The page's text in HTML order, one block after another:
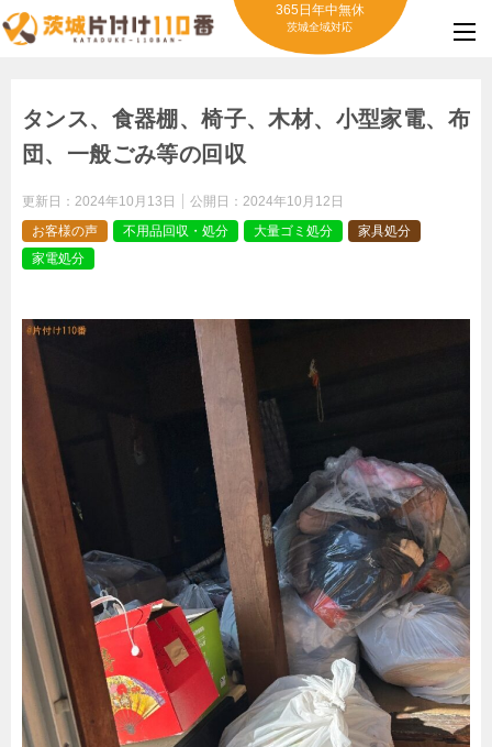
365日年中無休
茨城全域対応
タンス、食器棚、椅子、木材、小型家電、布
団、一般ごみ等の回収
更新日： 2024年10月13日 公開日： 2024年10月12日
お客様の声
不用品回収・処分 大量ゴミ処分
家具処分
家電処分